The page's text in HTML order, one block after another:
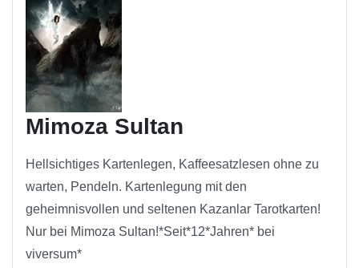
Mimoza Sultan
Hellsichtiges Kartenlegen, Kaffeesatzlesen ohne zu
warten, Pendeln. Kartenlegung mit den
geheimnisvollen und seltenen Kazanlar Tarotkarten!
Nur bei Mimoza Sultan!*Seit*12*Jahren* bei
viversum*